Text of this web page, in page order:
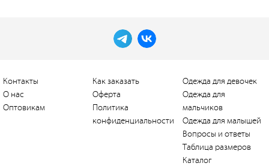
Контакты
О нас
Оптовикам
Как заказать
Оферта
Политика
конфиденциальности
Одежда для девочек
Одежда для
мальчиков
Одежда для малышей
Вопросы и ответы
Таблица размеров
Каталог